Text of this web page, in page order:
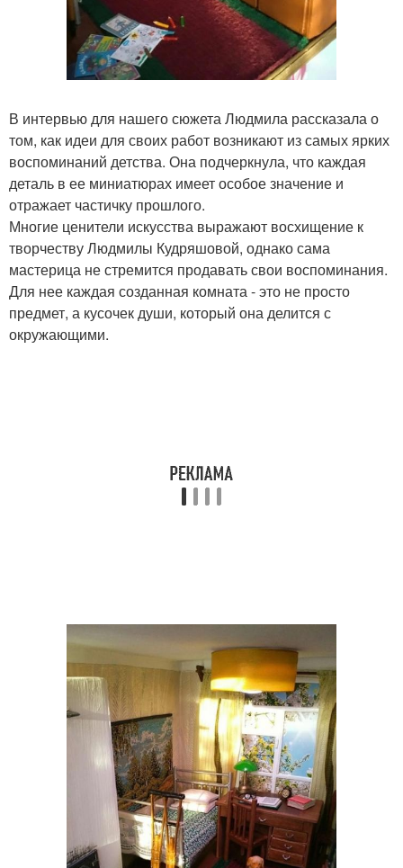
В интервью для нашего сюжета Людмила рассказала о
том, как идеи для своих работ возникают из самых ярких
воспоминаний детства. Она подчеркнула, что каждая
деталь в ее миниатюрах имеет особое значение и
отражает частичку прошлого.
Многие ценители искусства выражают восхищение к
творчеству Людмилы Кудряшовой, однако сама
мастерица не стремится продавать свои воспоминания.
Для нее каждая созданная комната - это не просто
предмет, а кусочек души, который она делится с
окружающими.